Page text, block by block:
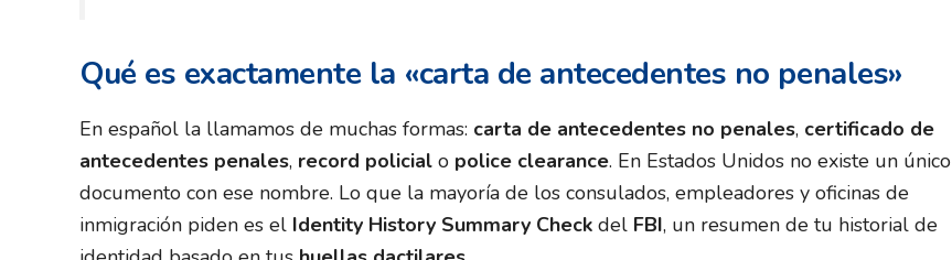
Qué es exactamente la «carta de antecedentes no penales»
En español la llamamos de muchas formas: carta de antecedentes no penales, certificado de
antecedentes penales, record policial o police clearance. En Estados Unidos no existe un único
documento con ese nombre. Lo que la mayoría de los consulados, empleadores y oficinas de
inmigración piden es el Identity History Summary Check del FBI, un resumen de tu historial de